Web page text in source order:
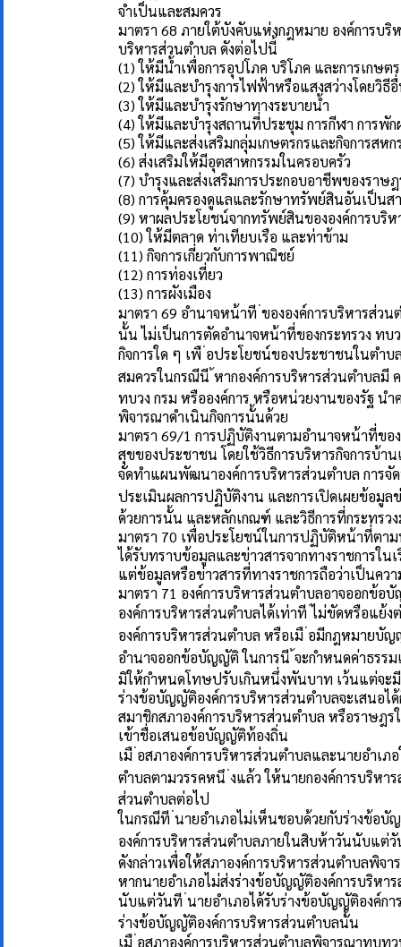
จำเป็นและสมควร
มาตรา 68 ภายใต้บังคับแห่งกฎหมาย องค์การบริ
บริหารส่วนตำบล ดังต่อไปนี้
(1) ให้มีน้ำเพื่อการอุปโภค บริโภค และการเกษตร
(2) ให้มีและบำรุงการไฟฟ้าหรือแสงสว่างโดยวิธี
(3) ให้มีและบำรุงรักษาทางระบายน้ำ
(4) ให้มีและบำรุงสถานที่ประชุม การกีฬา การพั
(5) ให้มีและส่งเสริมกลุ่มเกษตรกรและกิจการสห
(6) ส่งเสริมให้มีอุตสาหกรรมในครอบครัว
(7) บำรุงและส่งเสริมการประกอบอาชีพของราษ
(8) การคุ้มครองดูแลและรักษาทรัพย์สินอันเป็น
(9) หาผลประโยชน์จากทรัพย์สินขององค์การบริ
(10) ให้มีตลาด ท่าเทียบเรือ และท่าข้าม
(11) กิจการเกี่ยวกับการพาณิชย์
(12) การท่องเที่ยว
(13) การผังเมือง
มาตรา 69 อำนาจหน้าที ่ขององค์การบริหารส่
นั้น ไม่เป็นการตัดอำนาจหน้าที่ของกระทรวง ทบ
กิจการใด ๆ เพื ่อประโยชน์ของประชาชนในตำ
สมควรในกรณีนี ้หากองค์การบริหารส่วนตำบลมี ค
ทบวง กรม หรือองค์การ หรือหน่วยงานของรัฐ น
พิจารณาดำเนินกิจการนั้นด้วย
มาตรา 69/1 การปฏิบัติงานตามอำนาจหน้าที่ขอ
สุขของประชาชน โดยใช้วิธีการบริหารกิจการบ้า
จัดทำแผนพัฒนาองค์การบริหารส่วนตำบล การจั
ประเมินผลการปฏิบัติงาน และการเปิดเผยข้อมู
ด้วยการนั้น และหลักเกณฑ์ และวิธีการที่กระทรว
มาตรา 70 เพื่อประโยชน์ในการปฏิบัติหน้าที่ต
ได้รับทราบข้อมูลและข่าวสารจากทางราชการใน
แต่ข้อมูลหรือข่าวสารที่ทางราชการถือว่าเป็นคว
มาตรา 71 องค์การบริหารส่วนตำบลอาจออกข้อ
องค์การบริหารส่วนตำบลได้เท่าที ่ไม่ขัดหรือแ
องค์การบริหารส่วนตำบล หรือเมื ่อมีกฎหมาย
อำนาจออกข้อบัญญัติ ในการนี ้จะกำหนดค่าธรร
มิให้กำหนดโทษปรับเกินหนึ่งพันบาท เว้นแต่จะ
ร่างข้อบัญญัติองค์การบริหารส่วนตำบลจะเสนอไ
สมาชิกสภาองค์การบริหารส่วนตำบล หรือราษฎ
เข้าชื่อเสนอข้อบัญญัติท้องถิ่น
เมื ่อสภาองค์การบริหารส่วนตำบลและนายอำเ
ตำบลตามวรรคหนึ ่งแล้ว ให้นายกองค์การบริห
ส่วนตำบลต่อไป
ในกรณีที ่นายอำเภอไม่เห็นชอบด้วยกับร่างข้อบั
องค์การบริหารส่วนตำบลภายในสิบห้าวันนับแต่
ดังกล่าวเพื่อให้สภาองค์การบริหารส่วนตำบลพิ
หากนายอำเภอไม่ส่งร่างข้อบัญญัติองค์การบริห
นับแต่วันที ่นายอำเภอได้รับร่างข้อบัญญัติองค์กา
ร่างข้อบัญญัติองค์การบริหารส่วนตำบลนั้น
เมื ่อสภาองค์การบริหารส่วนตำบลพิจารณาทบท